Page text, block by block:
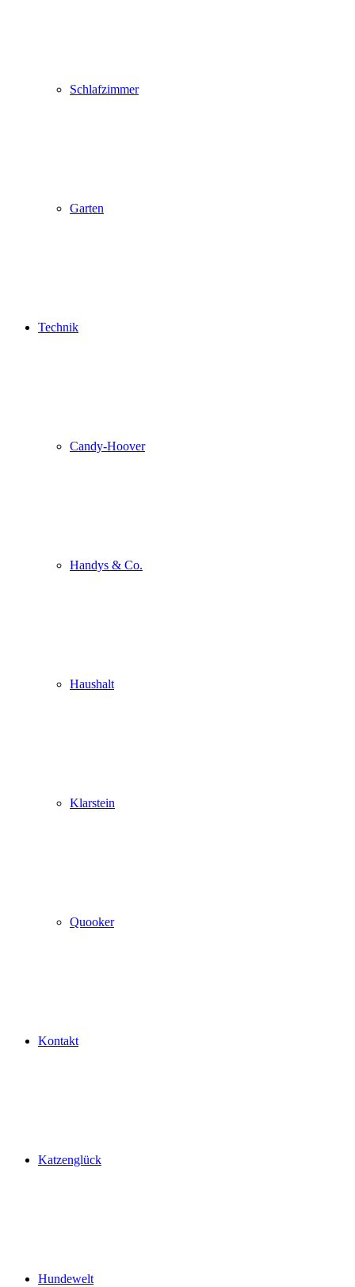
Schlafzimmer
Garten
Technik
Candy-Hoover
Handys & Co.
Haushalt
Klarstein
Quooker
Kontakt
Katzenglück
Hundewelt